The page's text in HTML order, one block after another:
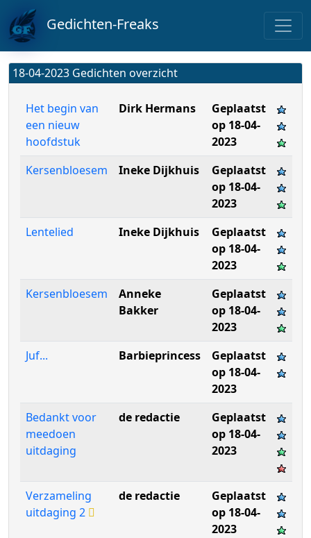
Gedichten-Freaks
18-04-2023 Gedichten overzicht
Het begin van
een nieuw
hoofdstuk
Dirk Hermans
Geplaatst
op 18-04-
2023
Kersenbloesem
Ineke Dijkhuis
Geplaatst
op 18-04-
2023
Lentelied
Ineke Dijkhuis
Geplaatst
op 18-04-
2023
Kersenbloesem
Anneke
Bakker
Geplaatst
op 18-04-
2023
Juf...
Barbieprincess
Geplaatst
op 18-04-
2023
Bedankt voor
meedoen
uitdaging
de redactie
Geplaatst
op 18-04-
2023
Verzameling
uitdaging 2
de redactie
Geplaatst
op 18-04-
2023